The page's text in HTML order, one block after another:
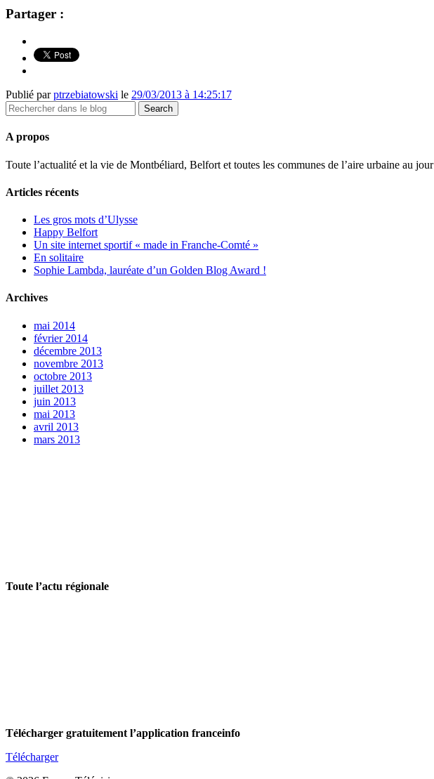
Partager :
Publié parptrzebiatowski le 29/03/2013 à 14:25:17
A propos
Toute l’actualité et la vie de Montbéliard, Belfort et toutes les communes de l’aire urbaine au
Articles récents
Les gros mots d’Ulysse
Happy Belfort
Un site internet sportif « made in Franche-Comté »
En solitaire
Sophie Lambda, lauréate d’un Golden Blog Award !
Archives
mai 2014
février 2014
décembre 2013
novembre 2013
octobre 2013
juillet 2013
juin 2013
mai 2013
avril 2013
mars 2013
Toute l’actu régionale
Télécharger gratuitement l’application franceinfo
Télécharger